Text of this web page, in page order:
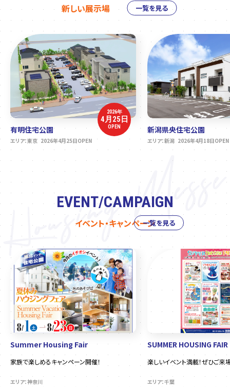
新しい展示場 一覧を見る
2026年
4月25日
OPEN
有明住宅公園
エリア：東京 2026年4月25日OPEN
新潟県央住宅公園
エリア：新潟 2026年4月18日OPEN
EVENT/CAMPAIGN
イベント・キャンペーン
Summer Housing Fair
家族で楽しめるキャンペーン開催！
エリア：神奈川
SUMMER HOUSING FAIR
楽しいイベント満載！ぜひご来
エリア：千葉
一覧を見る